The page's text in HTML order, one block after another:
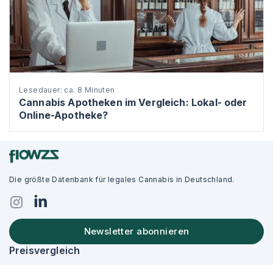
Lesedauer: ca. 8 Minuten
Cannabis Apotheken im Vergleich: Lokal- oder
Online-Apotheke?
Die größte Datenbank für legales Cannabis in Deutschland.
Newsletter abonnieren
Preisvergleich